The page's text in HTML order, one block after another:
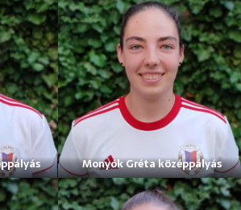
Monyók Gréta középpályás